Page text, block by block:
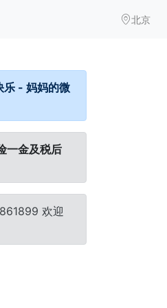
北京
乐 - 妈妈的微
一金及税后
欢迎